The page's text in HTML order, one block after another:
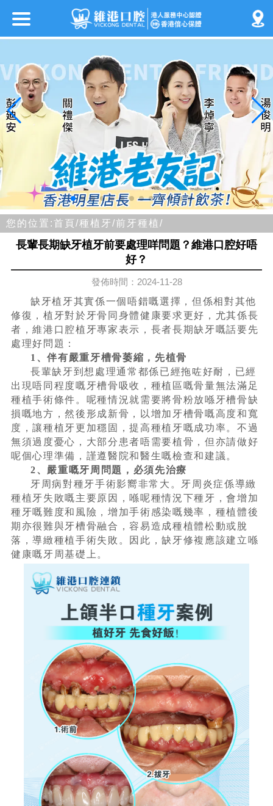
您的位置:首頁/種植牙/前牙種植/
長輩長期缺牙植牙前要處理咩問題？維港口腔好唔
好？
發佈時間：2024-11-28
缺牙植牙其實係一個唔錯嘅選擇，但係相對其他
修復，植牙對於牙骨同身體健康要求更好，尤其係長
者，維港口腔植牙專家表示，長者長期缺牙嘅話要先
處理好問題：
1、伴有嚴重牙槽骨萎縮，先植骨
長輩缺牙到想處理通常都係已經拖咗好耐，已經
出現唔同程度嘅牙槽骨吸收，種植區嘅骨量無法滿足
種植手術條件。呢種情況就需要將骨粉放喺牙槽骨缺
損嘅地方，然後形成新骨，以增加牙槽骨嘅高度和寬
度，讓種植牙更加穩固，提高種植牙嘅成功率。不過
無須過度憂心，大部分患者唔需要植骨，但亦請做好
呢個心理準備，謹遵醫院和醫生嘅檢查和建議。
2、嚴重嘅牙周問題，必須先治療
牙周病對種牙手術影嚮非常大。牙周炎症係導緻
種植牙失敗嘅主要原因，喺呢種情況下種牙，會增加
種牙嘅難度和風險，增加手術感染嘅幾率，種植體後
期亦很難與牙槽骨融合，容易造成種植體松動或脫
落，導緻種植手術失敗。因此，缺牙修複應該建立喺
健康嘅牙周基礎上。